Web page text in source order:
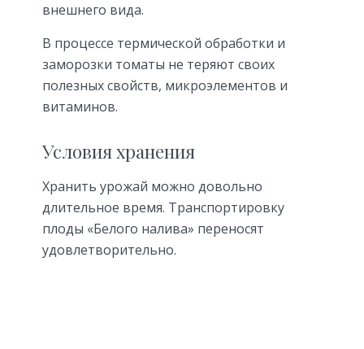
внешнего вида.
В процессе термической обработки и
заморозки томаты не теряют своих
полезных свойств, микроэлементов и
витаминов.
Условия хранения
Хранить урожай можно довольно
длительное время. Транспортировку
плоды «Белого налива» переносят
удовлетворительно.